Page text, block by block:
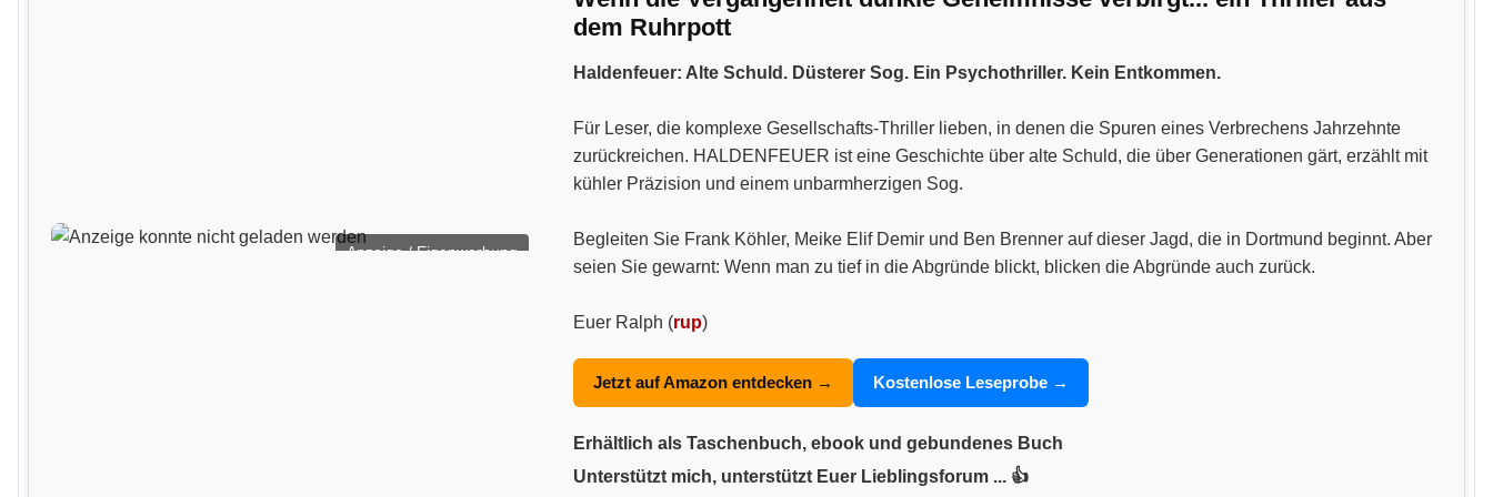
Anzeige / Eigenwerbung
dem Ruhrpott
Haldenfeuer: Alte Schuld. Düsterer Sog. Ein Psychothriller. Kein Entkommen.
Für Leser, die komplexe Gesellschafts-Thriller lieben, in denen die Spuren eines Verbrechens Jahrzehnte
zurückreichen. HALDENFEUER ist eine Geschichte über alte Schuld, die über Generationen gärt, erzählt mit
kühler Präzision und einem unbarmherzigen Sog.
Begleiten Sie Frank Köhler, Meike Elif Demir und Ben Brenner auf dieser Jagd, die in Dortmund beginnt. Aber
seien Sie gewarnt: Wenn man zu tief in die Abgründe blickt, blicken die Abgründe auch zurück.
Euer Ralph (rup)
Jetzt auf Amazon entdecken → Kostenlose Leseprobe →
Erhältlich als Taschenbuch, ebook und gebundenes Buch
Unterstützt mich, unterstützt Euer Lieblingsforum ... 👍